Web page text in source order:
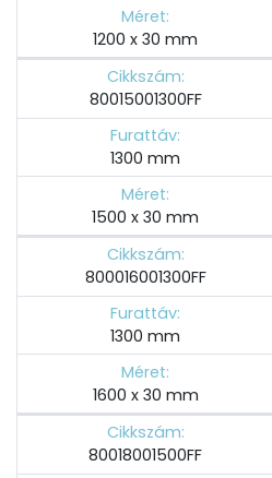
Méret:
1200 x 30 mm
Cikkszám:
80015001300FF
Furattáv:
1300 mm
Méret:
1500 x 30 mm
Cikkszám:
800016001300FF
Furattáv:
1300 mm
Méret:
1600 x 30 mm
Cikkszám:
80018001500FF